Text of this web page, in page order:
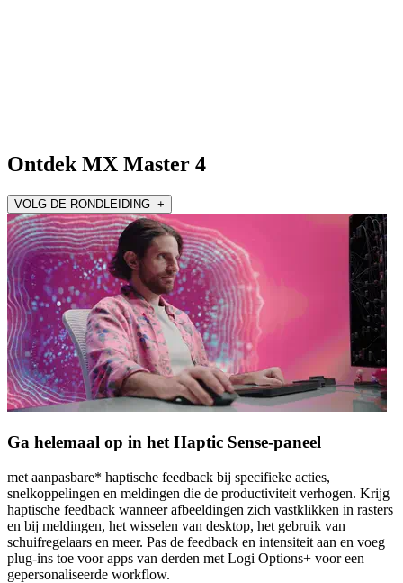
Ontdek MX Master 4
VOLG DE RONDLEIDING +
Ga helemaal op in het Haptic Sense-paneel
met aanpasbare* haptische feedback bij specifieke acties,
snelkoppelingen en meldingen die de productiviteit verhogen. Krijg
haptische feedback wanneer afbeeldingen zich vastklikken in rasters
en bij meldingen, het wisselen van desktop, het gebruik van
schuifregelaars en meer. Pas de feedback en intensiteit aan en voeg
plug-ins toe voor apps van derden met Logi Options+ voor een
gepersonaliseerde workflow.